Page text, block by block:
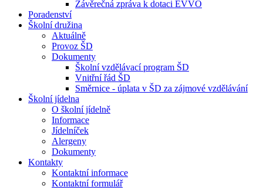
Závěrečná zpráva k dotaci EVVO
Poradenství
Školní družina
Aktuálně
Provoz ŠD
Dokumenty
Školní vzdělávací program ŠD
Vnitřní řád ŠD
Směrnice - úplata v ŠD za zájmové vzdělávání
Školní jídelna
O školní jídelně
Informace
Jídelníček
Alergeny
Dokumenty
Kontakty
Kontaktní informace
Kontaktní formulář